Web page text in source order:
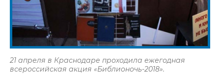
21 апреля в Краснодаре проходила ежегодная
всероссийская акция «Библионочь-2018».